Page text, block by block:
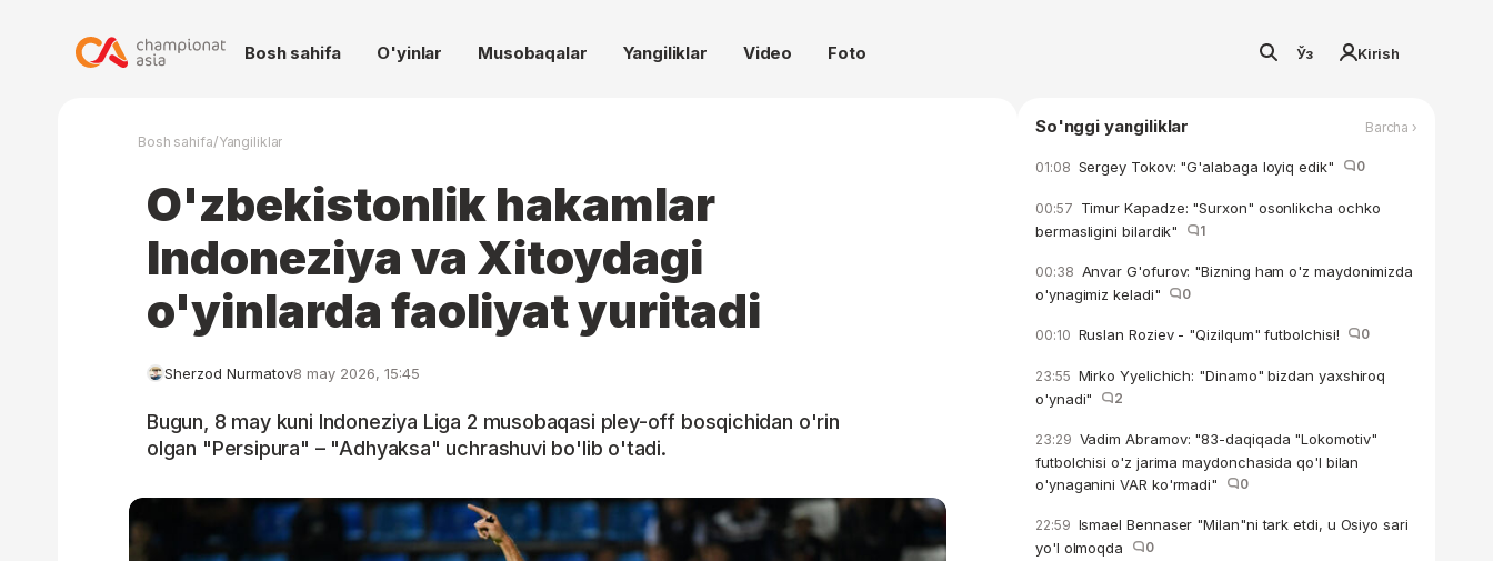
Bosh sahifa O'yinlar Musobaqalar Yangiliklar Video Foto Ўз Kirish
Bosh sahifa/Yangiliklar
O'zbekistonlik hakamlar
Indoneziya va Xitoydagi
o'yinlarda faoliyat yuritadi
Sherzod Nurmatov8 may 2026, 15:45
Bugun, 8 may kuni Indoneziya Liga 2 musobaqasi pley-off bosqichidan o'rin
olgan "Persipura" – "Adhyaksa" uchrashuvi bo'lib o'tadi.
So'nggi yangiliklar Barcha ›
01:08 Sergey Tokov: "G'alabaga loyiq edik" 0
00:57 Timur Kapadze: "Surxon" osonlikcha ochko
bermasligini bilardik"
1
00:38 Anvar G'ofurov: "Bizning ham o'z maydonimizda
o'ynagimiz keladi"
0
00:10 Ruslan Roziev - "Qizilqum" futbolchisi! 0
23:55 Mirko Yyelichich: "Dinamo" bizdan yaxshiroq
o'ynadi"
2
23:29 Vadim Abramov: "83-daqiqada "Lokomotiv"
futbolchisi o'z jarima maydonchasida qo'l bilan
o'ynaganini VAR ko'rmadi"
0
22:59 Ismael Bennaser "Milan"ni tark etdi, u Osiyo sari
yo'l olmoqda
0